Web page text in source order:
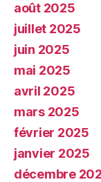
août 2025
juillet 2025
juin 2025
mai 2025
avril 2025
mars 2025
février 2025
janvier 2025
décembre